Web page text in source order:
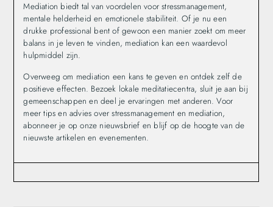
Mediation biedt tal van voordelen voor stressmanagement,
mentale helderheid en emotionele stabiliteit. Of je nu een
drukke professional bent of gewoon een manier zoekt om meer
balans in je leven te vinden, mediation kan een waardevol
hulpmiddel zijn.
Overweeg om mediation een kans te geven en ontdek zelf de
positieve effecten. Bezoek lokale meditatiecentra, sluit je aan bij
gemeenschappen en deel je ervaringen met anderen. Voor
meer tips en advies over stressmanagement en mediation,
abonneer je op onze nieuwsbrief en blijf op de hoogte van de
nieuwste artikelen en evenementen.